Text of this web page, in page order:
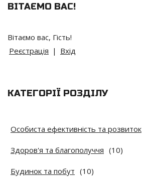
ВІТАЄМО ВАС!
Вітаємо вас, Гість!
Реєстрація | Вхід
КАТЕГОРІЇ РОЗДІЛУ
Особиста ефективність та розвиток
Здоров'я та благополуччя (10)
Будинок та побут (10)